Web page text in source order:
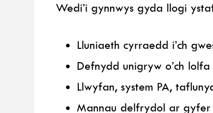
Wedi’i gynnwys gyda llogi
Lluniaeth cyrraedd i’ch
Defnydd unigryw o’ch
Llwyfan, system PA,
Mannau delfrydol ar